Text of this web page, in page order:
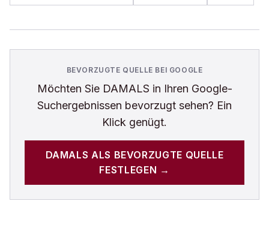
BEVORZUGTE QUELLE BEI GOOGLE
Möchten Sie DAMALS in Ihren Google-
Suchergebnissen bevorzugt sehen? Ein
Klick genügt.
DAMALS ALS BEVORZUGTE QUELLE
FESTLEGEN →